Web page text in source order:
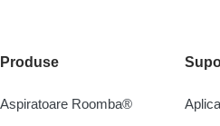
Produse
Aspiratoare Roomba®